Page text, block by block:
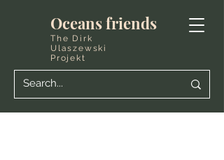
Oceans friends
The Dirk
Ulaszewski
Projekt